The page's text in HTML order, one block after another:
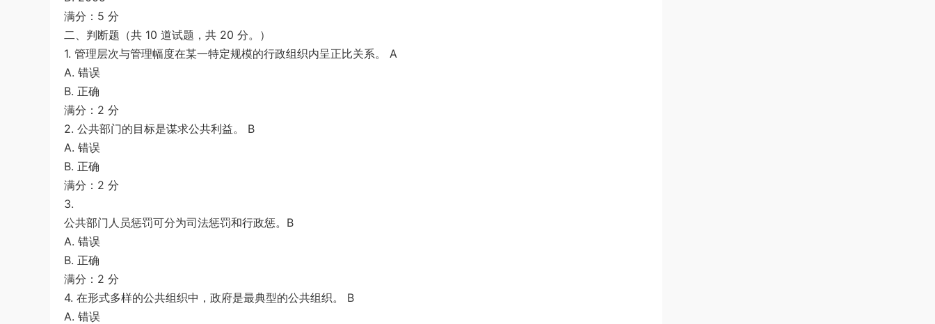
满分：5 分
二、判断题（共 10 道试题，共 20 分。）
1. 管理层次与管理幅度在某一特定规模的行政组织内呈正比关系。 A
A. 错误
B. 正确
满分：2 分
2. 公共部门的目标是谋求公共利益。 B
A. 错误
B. 正确
满分：2 分
3.
公共部门人员惩罚可分为司法惩罚和行政惩。B
A. 错误
B. 正确
满分：2 分
4. 在形式多样的公共组织中，政府是最典型的公共组织。 B
A. 错误